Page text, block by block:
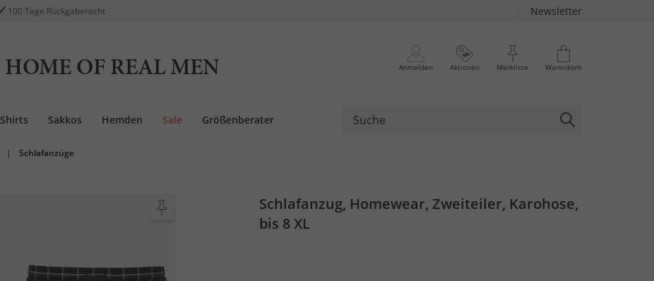
100 Tage Rückgaberecht Newsletter
HOME OF REAL MEN Anmelden Aktionen Merkliste Warenkorb
Shirts Sakkos Hemden Sale Größenberater
| Schlafanzüge
Schlafanzug, Homewear, Zweiteiler, Karohose,
bis 8 XL